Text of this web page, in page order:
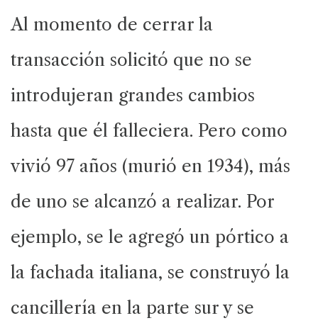
Al momento de cerrar la
transacción solicitó que no se
introdujeran grandes cambios
hasta que él falleciera. Pero como
vivió 97 años (murió en 1934), más
de uno se alcanzó a realizar. Por
ejemplo, se le agregó un pórtico a
la fachada italiana, se construyó la
cancillería en la parte sur y se